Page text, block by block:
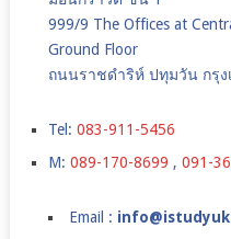
999/9 The Offices at
Ground Floor
ถนนราชดำริห์ ปทุมวัน กรุง
Tel: 083-911-5456
M: 089-170-8699 , 091-
Email :